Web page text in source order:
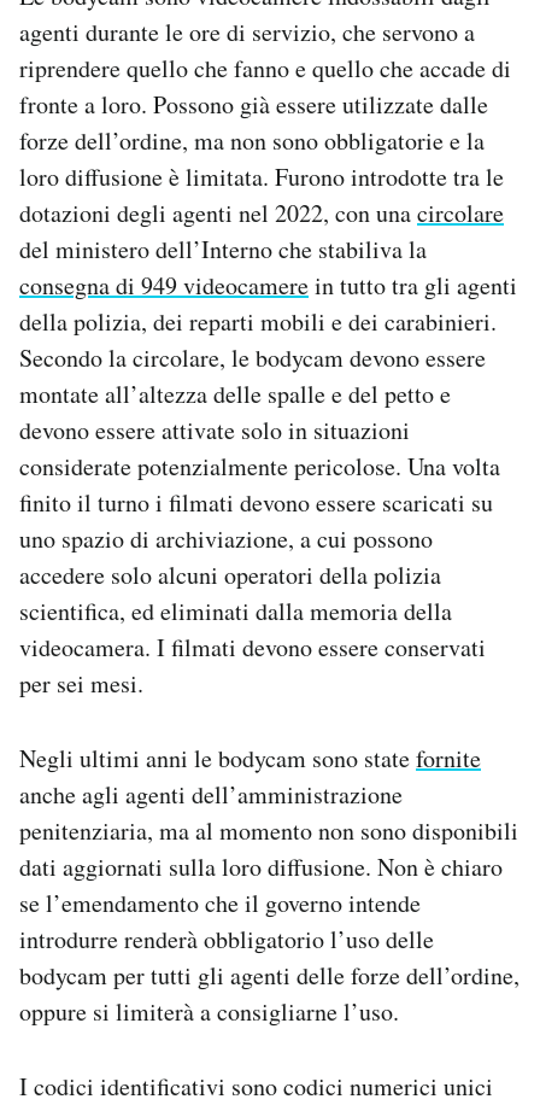
agenti durante le ore di servizio, che servono a
riprendere quello che fanno e quello che accade di
fronte a loro. Possono già essere utilizzate dalle
forze dell’ordine, ma non sono obbligatorie e la
loro diffusione è limitata. Furono introdotte tra le
dotazioni degli agenti nel 2022, con unacircolare
del ministero dell’Interno che stabiliva la
consegna di 949 videocamerein tutto tra gli agenti
della polizia, dei reparti mobili e dei carabinieri.
Secondo la circolare, le bodycam devono essere
montate all’altezza delle spalle e del petto e
devono essere attivate solo in situazioni
considerate potenzialmente pericolose. Una volta
finito il turno i filmati devono essere scaricati su
uno spazio di archiviazione, a cui possono
accedere solo alcuni operatori della polizia
scientifica, ed eliminati dalla memoria della
videocamera. I filmati devono essere conservati
per sei mesi.
Negli ultimi anni le bodycam sono statefornite
anche agli agenti dell’amministrazione
penitenziaria, ma al momento non sono disponibili
dati aggiornati sulla loro diffusione. Non è chiaro
se l’emendamento che il governo intende
introdurre renderà obbligatorio l’uso delle
bodycam per tutti gli agenti delle forze dell’ordine,
oppure si limiterà a consigliarne l’uso.
I codici identificativi sono codici numerici unici